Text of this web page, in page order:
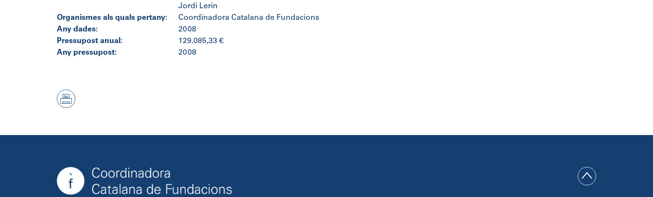
Jordi Lerin
Organismes als quals pertany:
Coordinadora Catalana de Fundacions
Any dades:
2008
Pressupost anual:
129.085,33 €
Any pressupost:
2008